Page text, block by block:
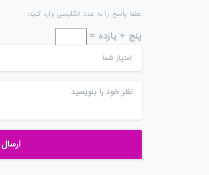
لطفا پاسخ را به عدد انگلیسی وارد کنید:
پنج + یازده =
امتیاز شما